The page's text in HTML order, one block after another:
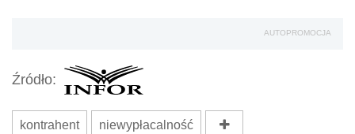
AUTOPROMOCJA
Źródło:
kontrahent niewypłacalność